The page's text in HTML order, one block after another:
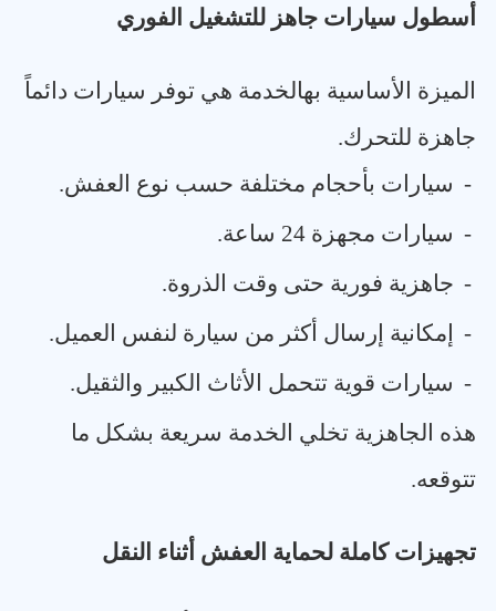
أسطول سيارات جاهز للتشغيل الفوري
الميزة الأساسية بهالخدمة هي توفر سيارات دائماً
جاهزة للتحرك.
- سيارات بأحجام مختلفة حسب نوع العفش.
- سيارات مجهزة 24 ساعة
.
- جاهزية فورية حتى وقت الذروة.
-
إمكانية إرسال أكثر من سيارة لنفس العميل.
- سيارات قوية تتحمل الأثاث الكبير والثقيل.
هذه الجاهزية تخلي الخدمة سريعة بشكل ما
تتوقعه.
تجهيزات كاملة لحماية العفش أثناء النقل